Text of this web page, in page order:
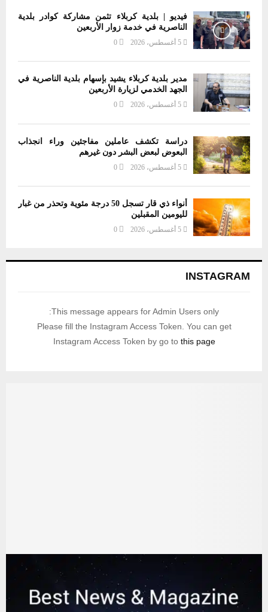
فيديو | بلدية كربلاء تثمن مشاركة كوادر بلدية
الناصرية في خدمة زوار الأربعين
5 أغسطس، 2026 0
مدير بلدية كربلاء يشيد بإسهام بلدية الناصرية في
الجهد الخدمي لزيارة الأربعين
5 أغسطس، 2026 0
دراسة تكشف عاملين مفاجئين وراء انجذاب
البعوض لبعض البشر دون غيرهم
5 أغسطس، 2026 0
أنواء ذي قار تسجل 50 درجة مئوية وتحذر من غبار
لليومين المقبلين
5 أغسطس، 2026 0
INSTAGRAM
This message appears for Admin Users only:
Please fill the Instagram Access Token. You can get
Instagram Access Token by go to this page